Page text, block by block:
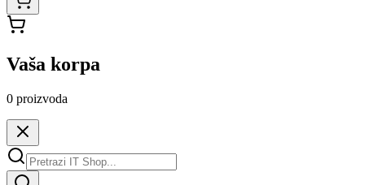
Vaša korpa
0 proizvoda